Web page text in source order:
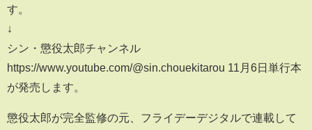
す。
↓
シン・懲役太郎チャンネル
https://www.youtube.com/@sin.chouekitarou 11月6日単行本
が発売します。
懲役太郎が完全監修の元、フライデーデジタルで連載して